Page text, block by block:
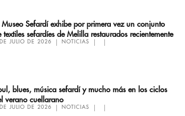
Museo Sefardí exhibe por primera vez un conjunto
textiles sefardíes de Melilla restaurados recientemente
JULIO DE 2026 NOTICIAS
blues, música sefardí y mucho más en los ciclos
verano cuellarano
JULIO DE 2026 NOTICIAS